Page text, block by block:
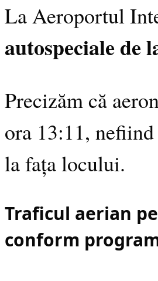
La Aeroportul
autospeciale de
Precizăm că
ora 13:11,
la fața locului.
Traficul aerian
conform